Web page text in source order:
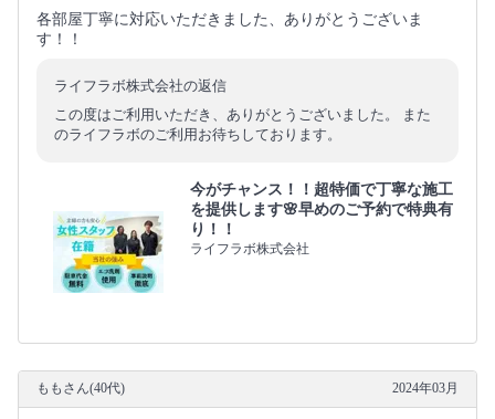
各部屋丁寧に対応いただきました、ありがとうございま
す！！
ライフラボ株式会社の返信
この度はご利用いただき、ありがとうございました。 また
のライフラボのご利用お待ちしております。
今がチャンス！！超特価で丁寧な施工
を提供します🌸早めのご予約で特典有
り！！
ライフラボ株式会社
ももさん(40代) 2024年03月